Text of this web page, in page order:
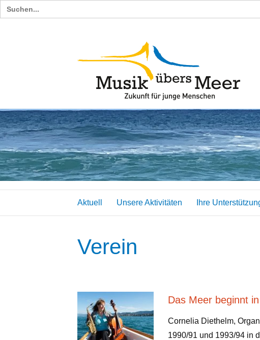
Search
for:
Aktuell Unsere Aktivitäten Ihre
Verein
Das Meer beginnt
Cornelia Diethelm,
1990/91 und 1993/94 in